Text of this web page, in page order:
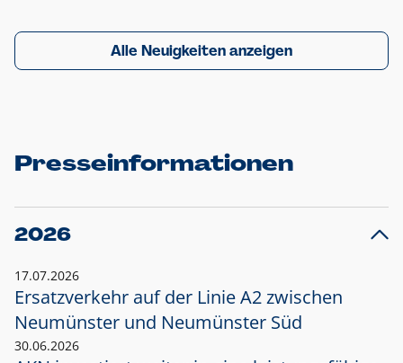
Alle Neuigkeiten anzeigen
Presseinformationen
2026
17.07.2026
Ersatzverkehr auf der Linie A2 zwischen
Neumünster und Neumünster Süd
30.06.2026